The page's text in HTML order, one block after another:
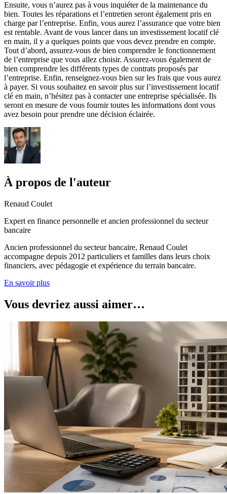
Ensuite, vous n’aurez pas à vous inquiéter de la maintenance du
bien. Toutes les réparations et l’entretien seront également pris en
charge par l’entreprise. Enfin, vous aurez l’assurance que votre bien
est rentable. Avant de vous lancer dans un investissement locatif clé
en main, il y a quelques points que vous devez prendre en compte.
Tout d’abord, assurez-vous de bien comprendre le fonctionnement
de l’entreprise que vous allez choisir. Assurez-vous également de
bien comprendre les différents types de contrats proposés par
l’entreprise. Enfin, renseignez-vous bien sur les frais que vous aurez
à payer. Si vous souhaitez en savoir plus sur l’investissement locatif
clé en main, n’hésitez pas à contacter une entreprise spécialisée. Ils
seront en mesure de vous fournir toutes les informations dont vous
avez besoin pour prendre une décision éclairée.
À propos de l'auteur
Renaud Coulet
Expert en finance personnelle et ancien professionnel du secteur
bancaire
Ancien professionnel du secteur bancaire, Renaud Coulet
accompagne depuis 2012 particuliers et familles dans leurs choix
financiers, avec pédagogie et expérience du terrain bancaire.
En savoir plus
Vous devriez aussi aimer…